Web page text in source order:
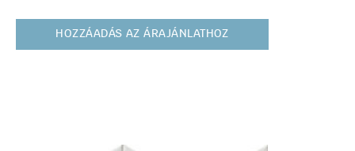
HOZZÁADÁS AZ ÁRAJÁNLATHOZ